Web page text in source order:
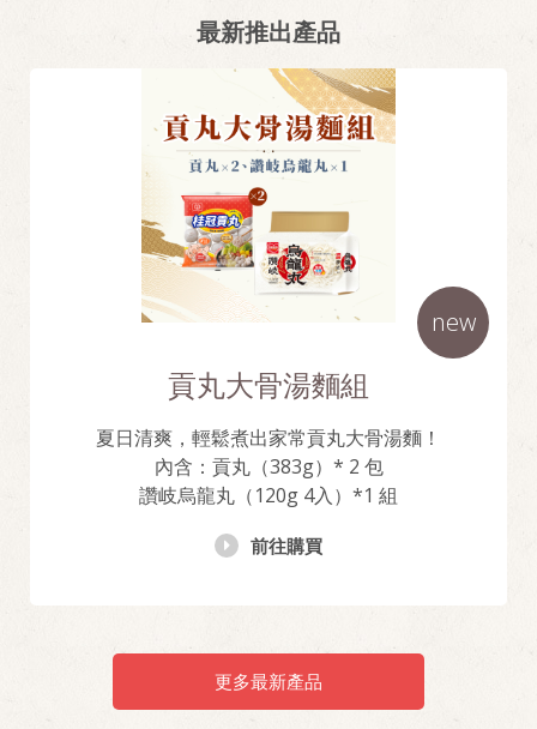
最新推出產品
貢丸大骨湯麵組
夏日清爽，輕鬆煮出家常貢丸大骨湯麵！
內含： 貢丸（383g）* 2 包
讚岐烏龍丸（120g 4入）*1 組
前往購買
new
更多最新產品